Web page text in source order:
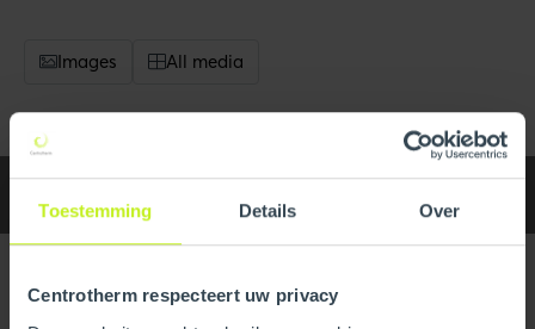
Toestemming Details Over
Centrotherm respecteert uw privacy
Images All media
Specifications